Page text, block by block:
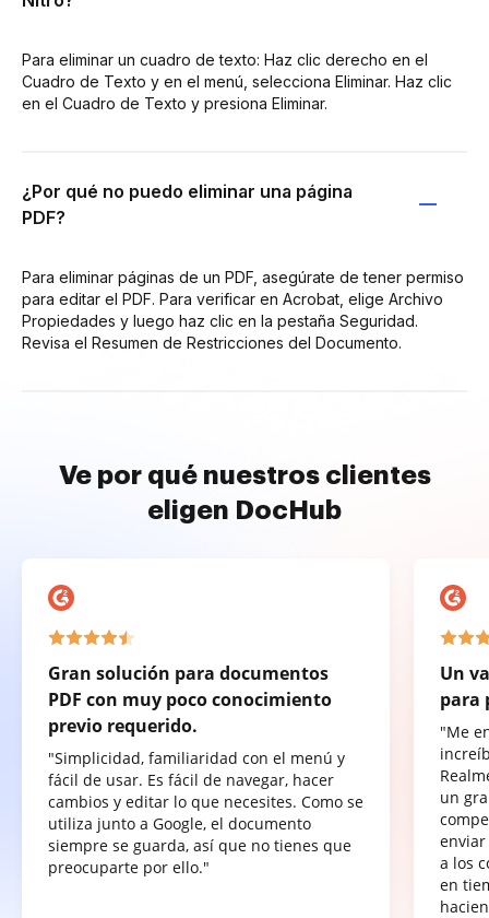
Para eliminar un cuadro de texto: Haz clic derecho en el
Cuadro de Texto y en el menú, selecciona Eliminar. Haz clic
en el Cuadro de Texto y presiona Eliminar.
¿Por qué no puedo eliminar una página
PDF?
Para eliminar páginas de un PDF, asegúrate de tener permiso
para editar el PDF. Para verificar en Acrobat, elige Archivo
Propiedades y luego haz clic en la pestaña Seguridad.
Revisa el Resumen de Restricciones del Documento.
Ve por qué nuestros clientes
eligen DocHub
Gran solución para documentos
PDF con muy poco conocimiento
previo requerido.
"Simplicidad, familiaridad con el menú y
fácil de usar. Es fácil de navegar, hacer
cambios y editar lo que necesites. Como se
utiliza junto a Google, el documento
siempre se guarda, así que no tienes que
preocuparte por ello."
Un
para
"Me
un
a los
en